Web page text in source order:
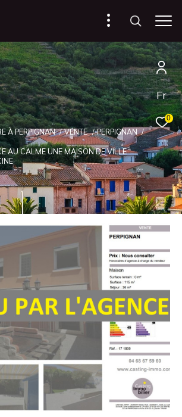
Fr
0
À PERPIGNAN VENTE
PERPIGNAN
AU CALME UNE MAISON DE VILLE